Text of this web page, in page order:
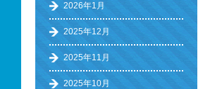
2026年1月
2025年12月
2025年11月
2025年10月